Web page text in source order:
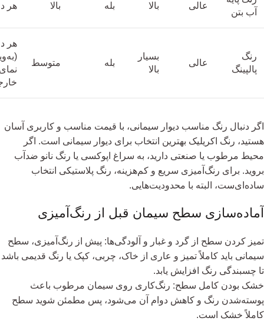
آب بتن
عالی بالا بله بالا هر
رنگ
پالپینگ
عالی
بسیار
بالا
بله متوسط
هر
اگر دنبال رنگ مناسب دیوار سیمانی، با قیمت مناسب و کاربری آسان
هستید، رنگ اکریلیک بهترین انتخاب برای دیوار سیمانی است. اگر
محیط مرطوب یا صنعتی دارید، به سراغ اپوکسی یا رنگ نانو ضدآب
بروید. برای رنگ‌آمیزی سریع و کم‌هزینه، رنگ پلاستیکی انتخاب
ساده‌ای‌ست، البته با محدودیت‌هایی.
آماده‌سازی سطح سیمان قبل از رنگ‌آمیزی
تمیز کردن سطح از گرد و غبار و آلودگی‌ها: پیش از رنگ‌آمیزی، سطح
سیمانی باید کاملاً تمیز و عاری از خاک، چربی، کپک یا رنگ قدیمی باشد
تا چسبندگی رنگ افزایش یابد.
خشک بودن کامل سطح: رنگ‌کاری روی سیمان مرطوب باعث
پوسته‌شدن رنگ و کاهش دوام آن می‌شود، پس مطمئن شوید سطح
کاملاً خشک است.